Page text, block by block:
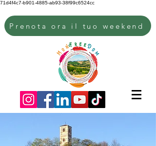
71d4f4c7-b901-4885-ab93-38f99c6524cc
Prenota ora il tuo weekend